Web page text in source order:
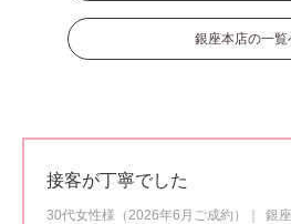
銀座本店の一覧
接客が丁寧でした
30代女性様（2026年6月ご成約）
銀